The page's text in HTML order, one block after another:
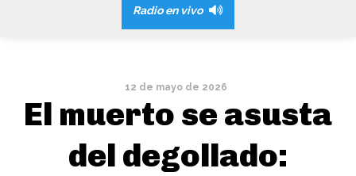
Radio en vivo
12 de mayo de 2026
El muerto se asusta
del degollado: